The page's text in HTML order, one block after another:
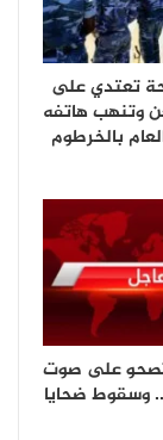
تعتدي على
وتنهب هاتفه
بالخرطوم
تصحو على صوت
وسقوط ضحايا